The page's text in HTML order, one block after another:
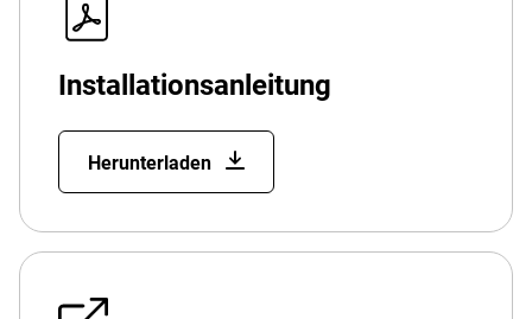
Installationsanleitung
Herunterladen